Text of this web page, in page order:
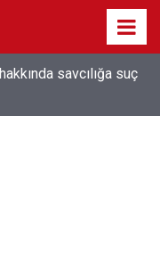
savcılığa suç